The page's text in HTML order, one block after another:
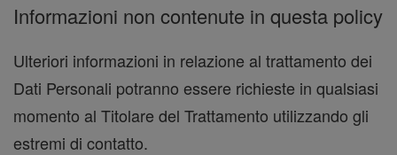
Informazioni non contenute in questa policy
Ulteriori informazioni in relazione al trattamento dei
Dati Personali potranno essere richieste in qualsiasi
momento al Titolare del Trattamento utilizzando gli
estremi di contatto.